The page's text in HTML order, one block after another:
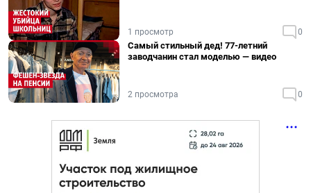
1 просмотр 0
Самый стильный дед! 77-летний
заводчанин стал моделью — видео
2 просмотра 0